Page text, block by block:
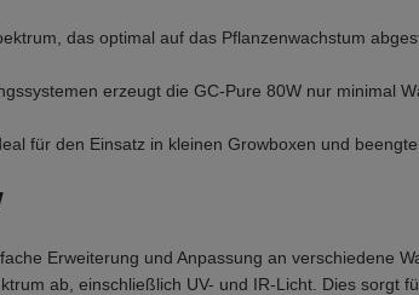
das optimal auf das Pflanzenwachstum
erzeugt die GC-Pure 80W nur minimal
für den Einsatz in kleinen Growboxen und
Erweiterung und Anpassung an verschiedene
ab, einschließlich UV- und IR-Licht. Dies sorgt